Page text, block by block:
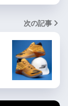
次の記事